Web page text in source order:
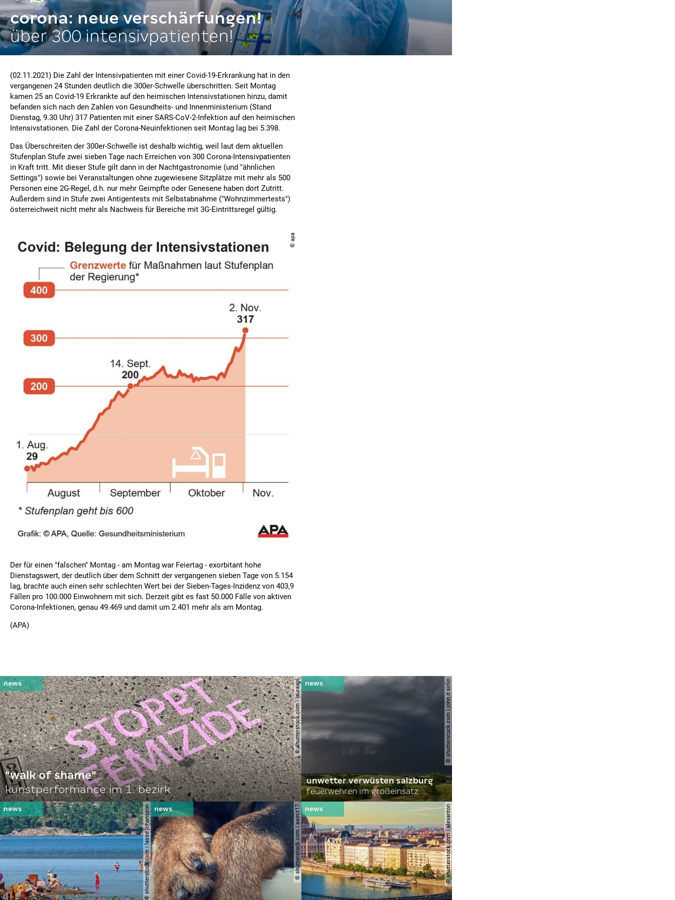
corona: neue verschärfungen!
über 300 intensivpatienten!
(02.11.2021) Die Zahl der Intensivpatienten mit einer Covid-19-Erkrankung hat in den
vergangenen 24 Stunden deutlich die 300er-Schwelle überschritten. Seit Montag
kamen 25 an Covid-19 Erkrankte auf den heimischen Intensivstationen hinzu, damit
befanden sich nach den Zahlen von Gesundheits- und Innenministerium (Stand
Dienstag, 9.30 Uhr) 317 Patienten mit einer SARS-CoV-2-Infektion auf den heimischen
Intensivstationen. Die Zahl der Corona-Neuinfektionen seit Montag lag bei 5.398.
Das Überschreiten der 300er-Schwelle ist deshalb wichtig, weil laut dem aktuellen
Stufenplan Stufe zwei sieben Tage nach Erreichen von 300 Corona-Intensivpatienten
in Kraft tritt. Mit dieser Stufe gilt dann in der Nachtgastronomie (und "ähnlichen
Settings") sowie bei Veranstaltungen ohne zugewiesene Sitzplätze mit mehr als 500
Personen eine 2G-Regel, d.h. nur mehr Geimpfte oder Genesene haben dort Zutritt.
Außerdem sind in Stufe zwei Antigentests mit Selbstabnahme ("Wohnzimmertests")
österreichweit nicht mehr als Nachweis für Bereiche mit 3G-Eintrittsregel gültig.
© apa
Der für einen "falschen" Montag - am Montag war Feiertag - exorbitant hohe
Dienstagswert, der deutlich über dem Schnitt der vergangenen sieben Tage von 5.154
lag, brachte auch einen sehr schlechten Wert bei der Sieben-Tages-Inzidenz von 403,9
Fällen pro 100.000 Einwohnern mit sich. Derzeit gibt es fast 50.000 Fälle von aktiven
Corona-Infektionen, genau 49.469 und damit um 2.401 mehr als am Montag.
(APA)
© shutterstock.com | lauraapl
"walk of shame"
kunstperformance im 1. bezirk
© shutterstock.com | john d sirlin
unwetter verwüsten salzburg
feuerwehren im großeinsatz
© shutterstock.com | lasse johansson © shutterstock.com | asmit17 © shutterstock.com | alexanton